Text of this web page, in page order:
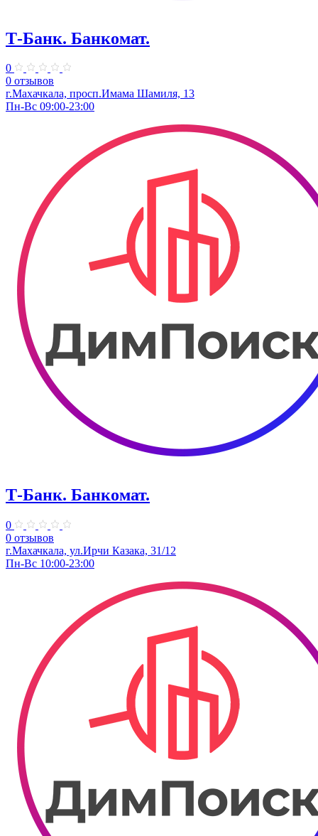
Т-Банк. ​Банкомат.
0
0 отзывов
г.Махачкала, просп.Имама Шамиля, 13
Пн-Вс 09:00-23:00
Т-Банк. ​Банкомат.
0
0 отзывов
г.Махачкала, ​ул.Ирчи Казака, 31/12
Пн-Вс 10:00-23:00